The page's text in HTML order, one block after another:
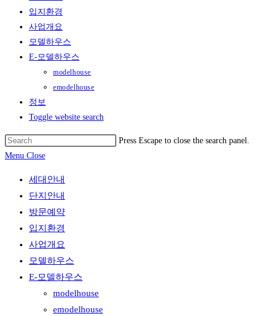
입지환경
사업개요
모델하우스
E-모델하우스
modelhouse
emodelhouse
정보
Toggle website search
Press Escape to close the search panel.
Menu Close
세대안내
단지안내
방문예약
입지환경
사업개요
모델하우스
E-모델하우스
modelhouse
emodelhouse